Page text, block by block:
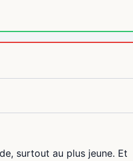
surtout au plus jeune. Et